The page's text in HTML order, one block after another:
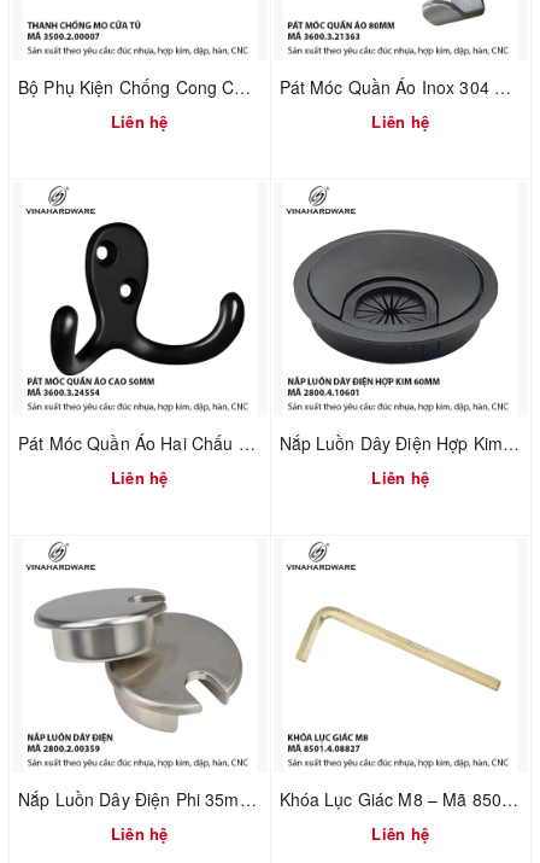
Bộ Phụ Kiện Chống Cong Cửa Tủ – Điều Chỉnh Cánh Cửa | Mã 3500.2.00007
Liên hệ
Pát Móc Quần Áo Inox 304 Không Rỉ Tích Hợp Chặn Cửa – Dài 80mm | Mã 3600.3.21363
Liên hệ
Pát Móc Quần Áo Hai Chấu Màu Đen Cao 50mm – Vinahardware | Mã 3600.3.24554
Liên hệ
Nắp Luồn Dây Điện Hợp Kim Phi 60mm Sơn Đen – Mã 2800.4.10601
Liên hệ
Nắp Luồn Dây Điện Phi 35mm – Hợp Kim Đúc Xi Mạ Nikel Xước Mờ | Mã 2800.2.00359
Liên hệ
Khóa Lục Giác M8 – Mã 8501.4.08827
Liên hệ